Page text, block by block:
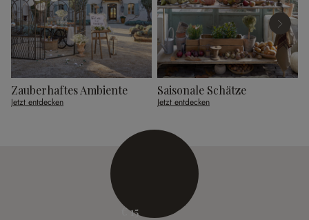
Zauberhaftes Ambiente
Jetzt entdecken
Saisonale Schätze
Jetzt entdecken
€ 15